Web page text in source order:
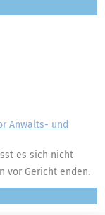
Anwalts- und
es sich nicht
vor Gericht enden.